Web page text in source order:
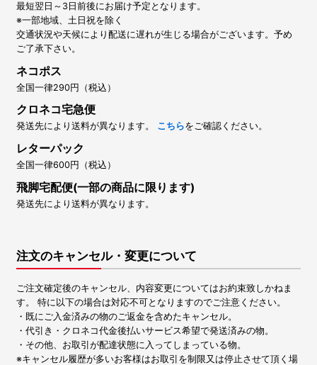
最短翌日～3日前後にお届け予定となります。
※一部地域、土日祝を除く
交通状況や天候により配送に遅れが生じる場合がございます。予め
ご了承下さい。
ネコポス
全国一律290円（税込）
クロネコ宅急便
発送先により送料が異なります。 こちらをご確認ください。
レターパック
全国一律600円（税込）
飛脚宅配便(一部の商品に限ります)
発送先により送料が異なります。
注文のキャンセル・変更について
ご注文確定後のキャンセル、内容変更についてはお約束致しかねま
す。 特に以下の場合は対応不可となりますのでご注意ください。
・既にご入金済みの物のご返金を含めたキャンセル。
・代引き・クロネコ代金後払いサービス希望で発送済みの物。
・その他、お取引が配達状態に入ってしまっている物。
※キャンセル履歴が多いお客様はお取引を制限又は停止させて頂く場